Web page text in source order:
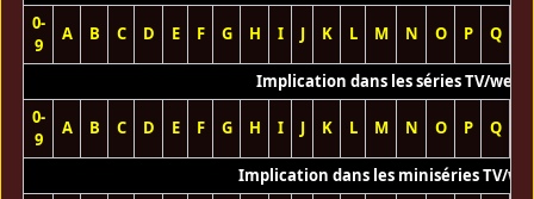
0-
9
A B C D E F G H I J K L M N O P Q
Implication dans les séries TV/web
0-
9
A B C D E F G H I J K L M N O P Q
Implication dans les miniséries TV/